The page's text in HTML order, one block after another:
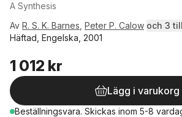
A Synthesis
Av R. S. K. Barnes Peter P. Calow och 3 till
Häftad, Engelska, 2001
1 012 kr
Lägg i varukorg
Beställningsvara. Skickas inom 5-8